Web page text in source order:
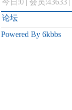
今日:0 | 会员:43633 |
论坛
Powered By 6kbbs